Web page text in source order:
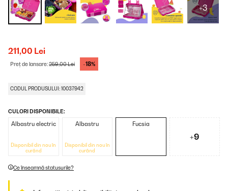
+3
211,00 Lei
Preț de lansare:259,00 Lei -18%
CODUL PRODUSULUI: 10037942
CULORI DISPONIBILE:
Albastru electric
Disponibil din nou în
curând
Albastru
Disponibil din nou în
curând
Fucsia
+9
Ce înseamnă statusurile?